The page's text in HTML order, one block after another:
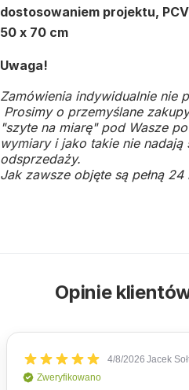
dostosowaniem projektu,
50 x 70 cm
Uwaga!
Zamówienia indywidualnie nie
Prosimy o przemyślane
"szyte na miarę" pod Wasze
wymiary i jako takie nie nadają
odsprzedaży.
Jak zawsze objęte są pełną
Opinie